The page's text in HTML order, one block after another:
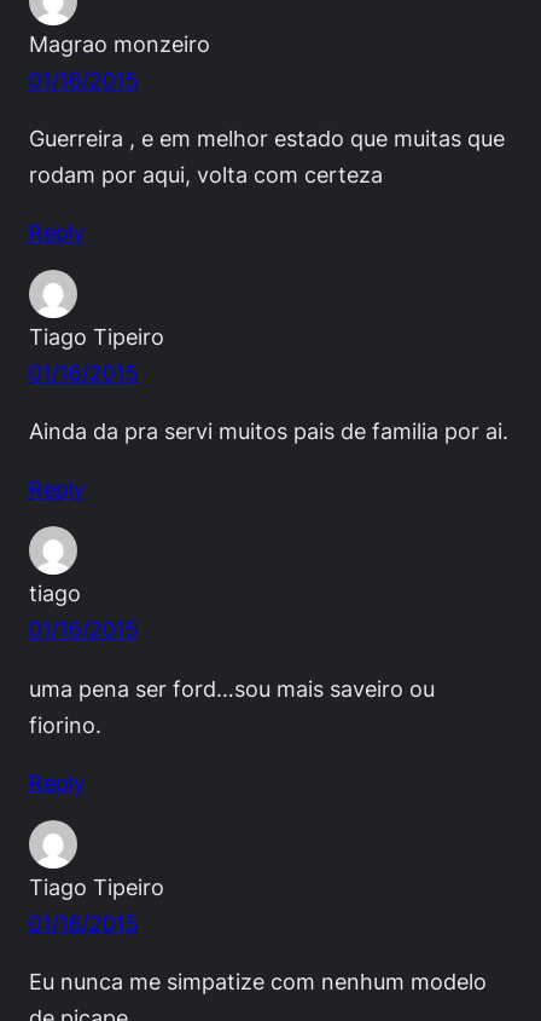
Magrao monzeiro
01/16/2015
Guerreira , e em melhor estado que muitas que
rodam por aqui, volta com certeza
Reply
Tiago Tipeiro
01/16/2015
Ainda da pra servi muitos pais de familia por ai.
Reply
tiago
01/16/2015
uma pena ser ford…sou mais saveiro ou
fiorino.
Reply
Tiago Tipeiro
01/16/2015
Eu nunca me simpatize com nenhum modelo